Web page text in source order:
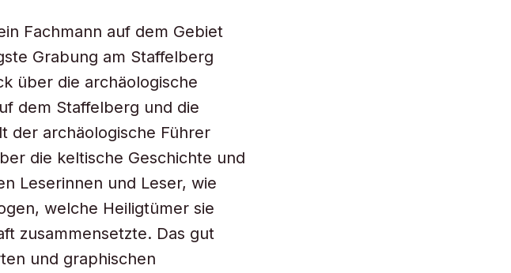
Fachmann auf dem Gebiet
Grabung am Staffelberg
über die archäologische
dem Staffelberg und die
der archäologische Führer
die keltische Geschichte und
Leserinnen und Leser, wie
welche Heiligtümer sie
zusammensetzte. Das gut
und graphischen